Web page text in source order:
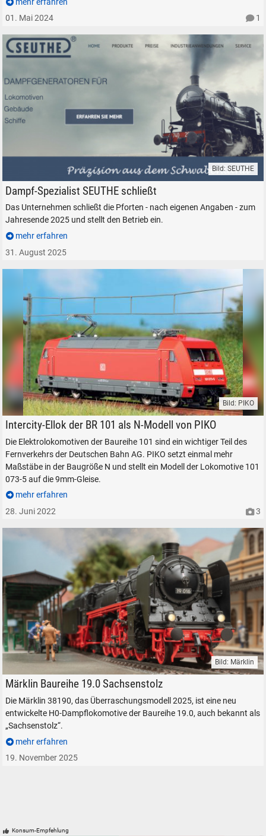
01. Mai 2024
1
SEUTHE Dampfgeneratoren Modelleisenbahn Rauch
Bild: SEUTHE
Dampf-Spezialist SEUTHE schließt
Das Unternehmen schließt die Pforten - nach eigenen Angaben - zum
Jahresende 2025 und stellt den Betrieb ein.
mehr erfahren
31. August 2025
Elektrolokomotive PIKO BR 101 Spur N
Bild: PIKO
Intercity-Ellok der BR 101 als N-Modell von PIKO
Die Elektrolokomotiven der Baureihe 101 sind ein wichtiger Teil des
Fernverkehrs der Deutschen Bahn AG. PIKO setzt einmal mehr
Maßstäbe in der Baugröße N und stellt ein Modell der Lokomotive 101
073-5 auf die 9mm-Gleise.
mehr erfahren
28. Juni 2022
3
Märklin Dampflokomotive Baureihe 19.0 Sachsenstolz H0 1:87 Trix
Bild: Märklin
Märklin Baureihe 19.0 Sachsenstolz
Die Märklin 38190, das Überraschungsmodell 2025, ist eine neu
entwickelte H0-Dampflokomotive der Baureihe 19.0, auch bekannt als
„Sachsenstolz“.
mehr erfahren
19. November 2025
Konsum-Empfehlung
SUCHEN
Durchsuchen
alles
Suche ...